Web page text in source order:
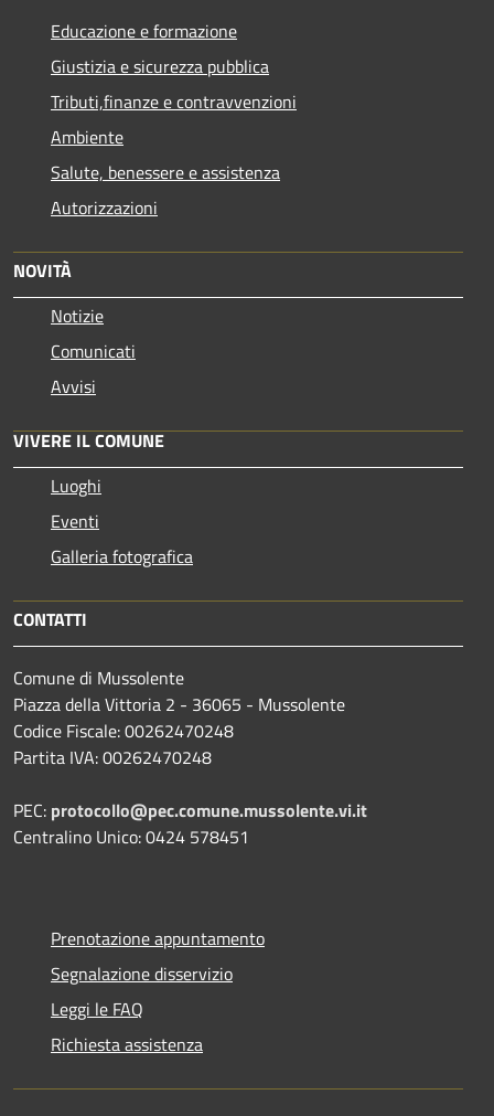
Educazione e formazione
Giustizia e sicurezza pubblica
Tributi,finanze e contravvenzioni
Ambiente
Salute, benessere e assistenza
Autorizzazioni
NOVITÀ
Notizie
Comunicati
Avvisi
VIVERE IL COMUNE
Luoghi
Eventi
Galleria fotografica
CONTATTI
Comune di Mussolente
Piazza della Vittoria 2 - 36065 - Mussolente
Codice Fiscale: 00262470248
Partita IVA: 00262470248
PEC: protocollo@pec.comune.mussolente.vi.it
Centralino Unico: 0424 578451
Prenotazione appuntamento
Segnalazione disservizio
Leggi le FAQ
Richiesta assistenza